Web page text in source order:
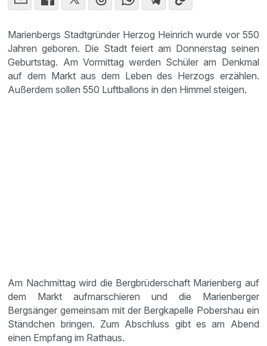
Marienbergs Stadtgründer Herzog Heinrich wurde vor 550
Jahren geboren. Die Stadt feiert am Donnerstag seinen
Geburtstag. Am Vormittag werden Schüler am Denkmal
auf dem Markt aus dem Leben des Herzogs erzählen.
Außerdem sollen 550 Luftballons in den Himmel steigen.
Am Nachmittag wird die Bergbrüderschaft Marienberg auf
dem Markt aufmarschieren und die Marienberger
Bergsänger gemeinsam mit der Bergkapelle Pobershau ein
Ständchen bringen. Zum Abschluss gibt es am Abend
einen Empfang im Rathaus.